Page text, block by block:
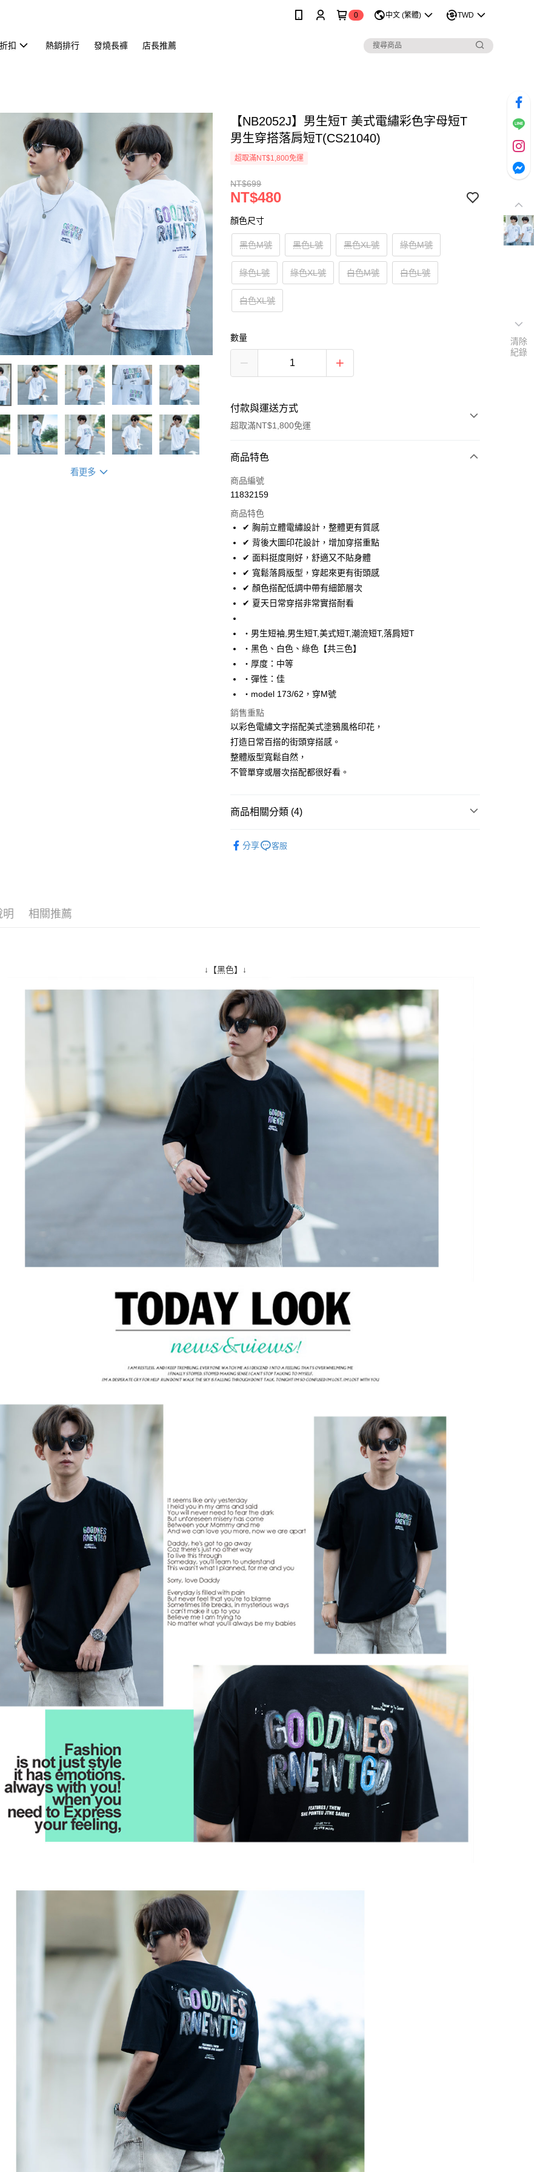
0 中文 (繁體) TWD
扣 熱銷排行 發燒長褲 店長推薦
看更多
【NB2052J】男生短T 美式電繡彩色字母短T
男生穿搭落肩短T(CS21040)
超取滿NT$1,800免運
NT$699
NT$480
顏色尺寸
黑色M號 黑色L號 黑色XL號 綠色M號
綠色L號 綠色XL號 白色M號 白色L號
白色XL號
數量
付款與運送方式
超取滿NT$1,800免運
付款方式
信用卡一次付款
LINE Pay
Apple Pay
街口支付
悠遊付
AFTEE先享後付
相關說明
【關於「AFTEE先享後付」】
AFTEE先享後付是「在收到商品之後才付款」的支付方式。 讓您購物簡單
便利好安心！
１．簡單：不需註冊會員、不需綁卡、不需儲值。
３．安心：先確認商品／服務後，再付款。
【「AFTEE先享後付」結帳流程】
付」結帳頁面，進行簡訊認證並確認金額後，即可完成結帳。
２．訂單成立數日內，您將收到繳費通知簡訊。
絡購買商品的店家。未經商家同意取消之訂單仍視為有效，需透過AFTEE
是否繳費成功／繳費後需取消欲退款等相關疑問，請聯繫「AFTEE先享後
任。
即時審查核予不同之上限額度；若仍有額度不足之情形，本公司將視審查
結果請求用戶進行身份認證。
５．嚴禁一人註冊多個帳號或使用他人資訊註冊。若發現惡意使用之情
形，恩沛科技股份有限公司將有權停止該用戶之使用額度並採取法律行
動。
ATM付款
運送方式
全家付款取貨
每筆NT$80，滿NT$1,800(含以上)免運費
先付款後全家取貨
7-11付款取貨
先付款後7-11取貨
商品特色
商品編號
11832159
商品特色
✔ 胸前立體電繡設計，整體更有質感
✔ 背後大圖印花設計，增加穿搭重點
✔ 面料挺度剛好，舒適又不貼身體
✔ 寬鬆落肩版型，穿起來更有街頭感
✔ 顏色搭配低調中帶有細節層次
✔ 夏天日常穿搭非常實搭耐看
‧男生短袖,男生短T,美式短T,潮流短T,落肩短T
‧黑色、白色、綠色【共三色】
‧厚度：中等
‧彈性：佳
‧model 173/62，穿M號
銷售重點
以彩色電繡文字搭配美式塗鴉風格印花，
打造日常百搭的街頭穿搭感。
整體版型寬鬆自然，
不管單穿或層次搭配都很好看。
商品相關分類 (4)
分享 客服
明 相關推薦
↓【黑色】↓
清除
紀錄